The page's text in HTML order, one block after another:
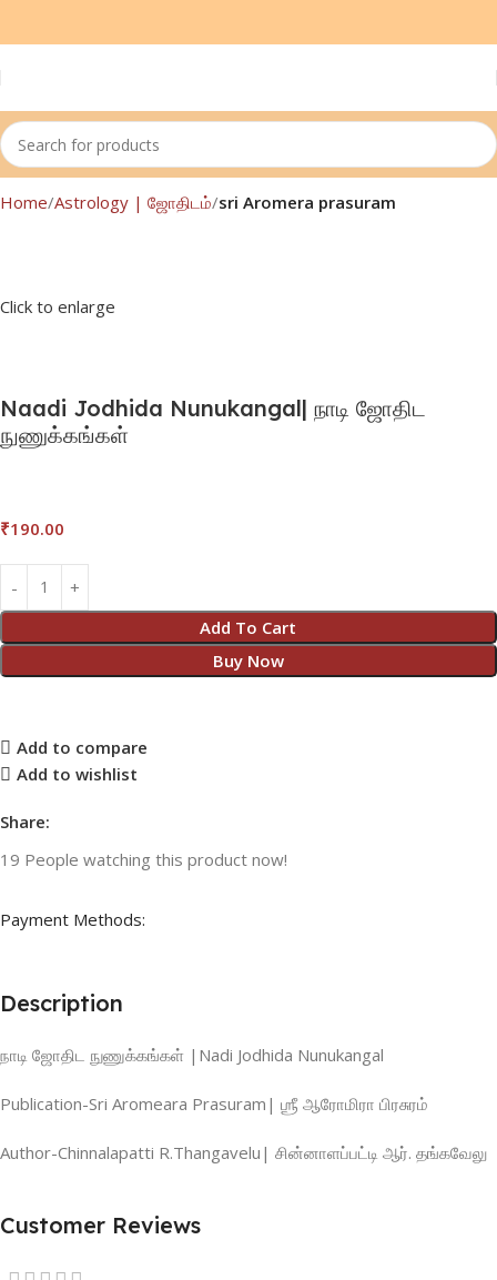
Home Astrology | ஜோதிடம் sri Aromera prasuram
Click to enlarge
Naadi Jodhida Nunukangal| நாடி ஜோதிட
நுணுக்கங்கள்
₹190.00
Add To Cart
Buy Now
Add to compare
Add to wishlist
Share:
19 People watching this product now!
Payment Methods:
Description
நாடி ஜோதிட நுணுக்கங்கள் |Nadi Jodhida Nunukangal
Publication-Sri Aromeara Prasuram| ஶ்ரீ ஆரோமிரா பிரசுரம்
Author-Chinnalapatti R.Thangavelu| சின்னாளப்பட்டி ஆர். தங்கவேலு
Customer Reviews